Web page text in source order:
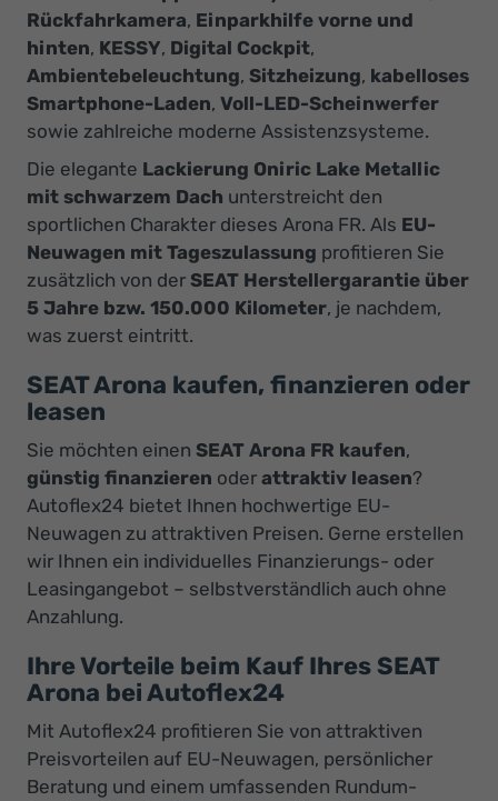
Rückfahrkamera, Einparkhilfe vorne und
hinten, KESSY, Digital Cockpit,
Ambientebeleuchtung, Sitzheizung, kabelloses
Smartphone-Laden, Voll-LED-Scheinwerfer
sowie zahlreiche moderne Assistenzsysteme.
Die elegante Lackierung Oniric Lake Metallic
mit schwarzem Dach unterstreicht den
sportlichen Charakter dieses Arona FR. Als EU-
Neuwagen mit Tageszulassung profitieren Sie
zusätzlich von der SEAT Herstellergarantie über
5 Jahre bzw. 150.000 Kilometer, je nachdem,
was zuerst eintritt.
SEAT Arona kaufen, finanzieren oder
leasen
Sie möchten einen SEAT Arona FR kaufen,
günstig finanzieren oder attraktiv leasen?
Autoflex24 bietet Ihnen hochwertige EU-
Neuwagen zu attraktiven Preisen. Gerne erstellen
wir Ihnen ein individuelles Finanzierungs- oder
Leasingangebot – selbstverständlich auch ohne
Anzahlung.
Ihre Vorteile beim Kauf Ihres SEAT
Arona bei Autoflex24
Mit Autoflex24 profitieren Sie von attraktiven
Preisvorteilen auf EU-Neuwagen, persönlicher
Beratung und einem umfassenden Rundum-